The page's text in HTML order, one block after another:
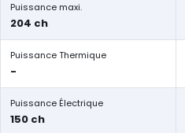
Puissance maxi.
204 ch
Puissance Thermique
-
Puissance Électrique
150 ch